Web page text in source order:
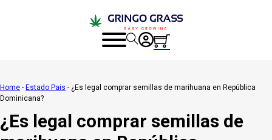
Home - Estado Pais - ¿Es legal comprar semillas de marihuana en República
Dominicana?
¿Es legal comprar semillas de